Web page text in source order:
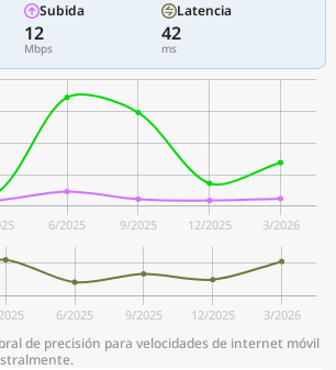
Subida
12
Mbps
Latencia
42
ms
de precisión para velocidades de internet móvil